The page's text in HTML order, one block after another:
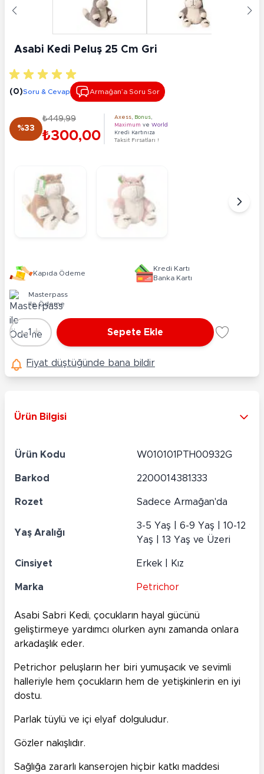
Asabi Kedi Peluş 25 Cm Gri
(0)Soru & Cevap Armağan’a Soru Sor
%33
₺449,99
₺300,00
Axess Bonus
Maximum ve World
Kredi Kartınıza
Taksit Fırsatları !
Kapıda Ödeme
Kredi Kartı
Banka Kartı
Masterpass
ile Ödeme
Adet
-1 + Sepete Ekle
Fiyat düştüğünde bana bildir
Ürün Bilgisi
Ürün Kodu W010101PTH00932G
Barkod 2200014381333
Rozet Sadece Armağan'da
Yaş Aralığı
3-5 Yaş | 6-9 Yaş | 10-12
Yaş | 13 Yaş ve Üzeri
Cinsiyet Erkek | Kız
Marka Petrichor
Asabi Sabri Kedi, çocukların hayal gücünü
geliştirmeye yardımcı olurken aynı zamanda onlara
arkadaşlık eder.
Petrichor peluşların her biri yumuşacık ve sevimli
halleriyle hem çocukların hem de yetişkinlerin en iyi
dostu.
Parlak tüylü ve içi elyaf dolguludur.
Gözler nakışlıdır.
Sağlığa zararlı kanserojen hiçbir katkı maddesi